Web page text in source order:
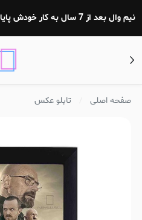
نیم وال بعد از 7 سال به کار خودش پایان داد به امید شروع به کار مجدد : )
صفحه اصلی تابلو عکس